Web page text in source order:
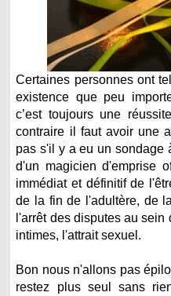
Certaines personnes ont
existence que peu
c’est toujours une
contraire il faut avoir une
pas s'il y a eu un sondage
d'un magicien d'emprise
immédiat et définitif de
de la fin de l'adultère, de
l'arrêt des disputes au
intimes, l'attrait sexuel.
Bon nous n'allons pas
restez plus seul sans